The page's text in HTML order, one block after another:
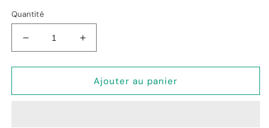
Quantité
Réduire
la
quantité
Forma
Augmenter
la
quantité
Forma
Ajouter au panier